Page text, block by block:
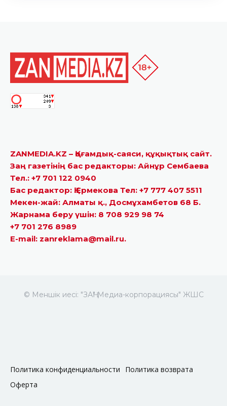
ZANMEDIA.KZ – Қоғамдық-саяси, құқықтық сайт.
Заң газетінің бас редакторы: Айнұр Сембаева
Тел.: +7 701 122 0940
Бас редактор: Қ.Ермекова Тел: +7 777 407 5511
Мекен-жай: Алматы қ., Досмұхамбетов 68 Б.
Жарнама беру үшін: 8 708 929 98 74
+7 701 276 8989
E-mail: zanreklama@mail.ru.
© Меншік иесі: "ЗАҢ" Медиа-корпорациясы" ЖШС
Политика конфиденциальности
Политика возврата
Оферта